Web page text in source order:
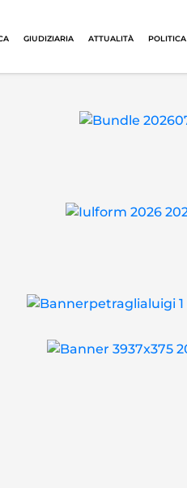
GIUDIZIARIA ATTUALITÀ POLITICA